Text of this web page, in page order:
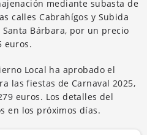
mediante subasta de
calles Cabrahígos y Subida
Bárbara, por un precio
euros.
Local ha aprobado el
las fiestas de Carnaval 2025,
euros. Los detalles del
en los próximos días.